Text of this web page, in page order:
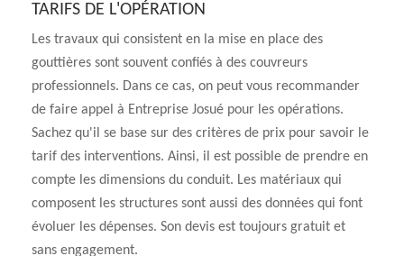
TARIFS DE L'OPÉRATION
Les travaux qui consistent en la mise en place des
gouttières sont souvent confiés à des couvreurs
professionnels. Dans ce cas, on peut vous recommander
de faire appel à Entreprise Josué pour les opérations.
Sachez qu'il se base sur des critères de prix pour savoir le
tarif des interventions. Ainsi, il est possible de prendre en
compte les dimensions du conduit. Les matériaux qui
composent les structures sont aussi des données qui font
évoluer les dépenses. Son devis est toujours gratuit et
sans engagement.